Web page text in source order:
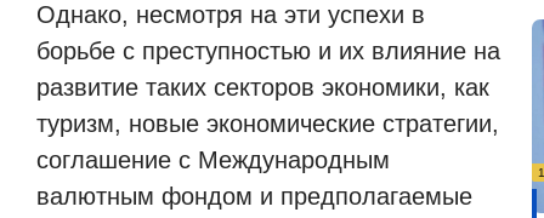
Однако, несмотря на эти успехи в
борьбе с преступностью и их влияние на
развитие таких секторов экономики, как
туризм, новые экономические стратегии,
соглашение с Международным
валютным фондом и предполагаемые